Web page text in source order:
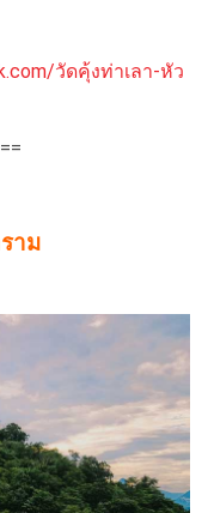
วัดคุ้งท่าเลา-หัว
าม